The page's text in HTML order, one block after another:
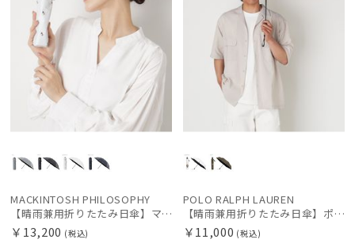
MACKINTOSH PHILOSOPHY
【晴雨兼用折りたたみ日傘】マッキントッシュ フィロソフィー (MACKINTOSH PHILOSOPHY)コーギー 雨の日OK 軽量 遮光100％ 遮熱 UV
￥13,200 (税込)
POLO RALPH LAUREN
【晴雨兼用折りたたみ日傘】ポロ ラルフ ローレン (POLO RALPH LAUREN) ポロベア 遮光100% UVメンズ日傘 自動開閉
￥11,000 (税込)